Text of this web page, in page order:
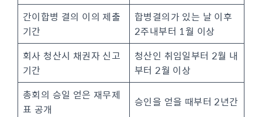
간이합병 결의 이의 제출
기간
합병결의가 있는 날 이후
2주내부터 1월 이상
회사 청산시 채권자 신고
기간
청산인 취임일부터 2월 내
부터 2월 이상
총회의 승일 얻은 재무제
표 공개
승인을 얻을 때부터 2년간